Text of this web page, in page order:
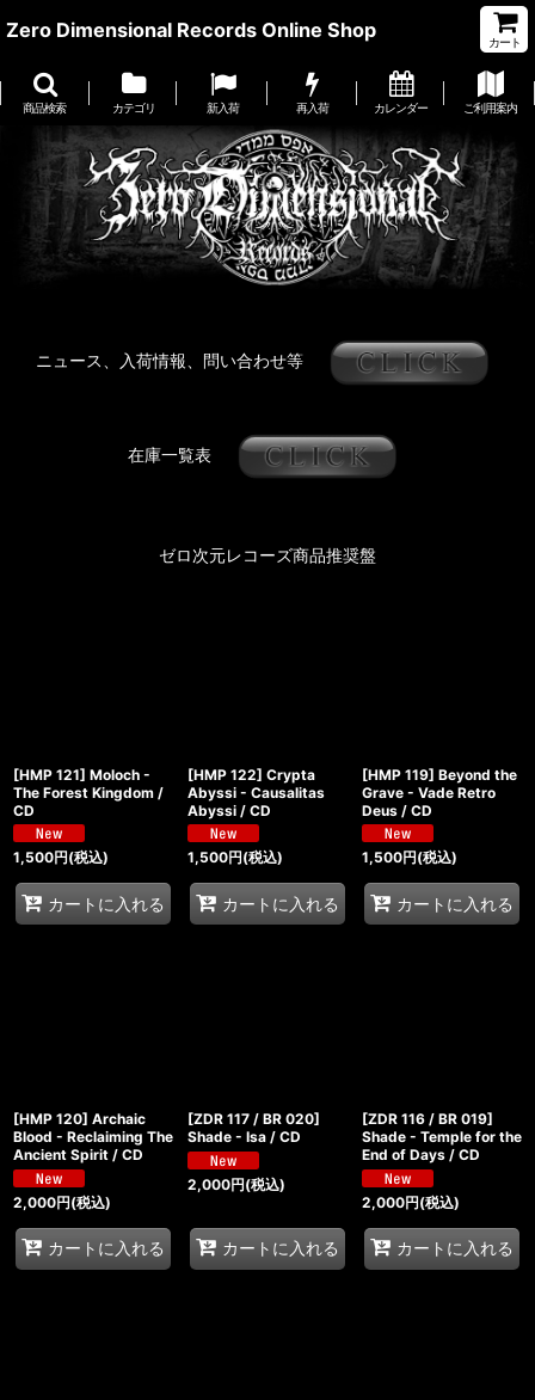
Zero Dimensional Records Online Shop
カート
商品検索 カテゴリ 新入荷 再入荷 カレンダー ご利用案内
ニュース、入荷情報、問い合わせ等
在庫一覧表
ゼロ次元レコーズ商品推奨盤
[HMP 121] Moloch -
The Forest Kingdom /
CD
1,500円(税込)
カートに入れる
[HMP 122] Crypta
Abyssi - Causalitas
Abyssi / CD
1,500円(税込)
カートに入れる
[HMP 119] Beyond the
Grave - Vade Retro
Deus / CD
1,500円(税込)
カートに入れる
[HMP 120] Archaic
Blood - Reclaiming The
Ancient Spirit / CD
2,000円(税込)
カートに入れる
[ZDR 117 / BR 020]
Shade - Isa / CD
2,000円(税込)
カートに入れる
[ZDR 116 / BR 019]
Shade - Temple for the
End of Days / CD
2,000円(税込)
カートに入れる